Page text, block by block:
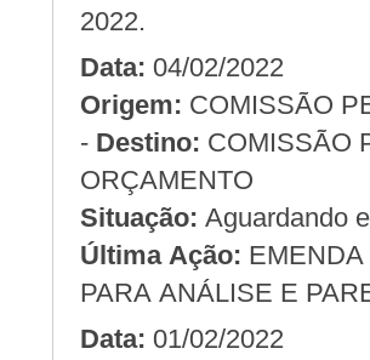
2022.
Data: 04/02/2022
Origem:
- Destino:
ORÇAMENTO
Situação: Aguardando
Última Ação:
PARA ANÁLISE E
Data: 01/02/2022